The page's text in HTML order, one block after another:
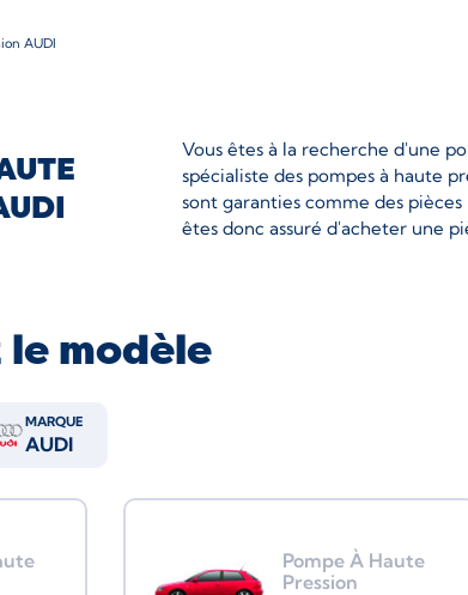
AUDI
Vous êtes à la recherche d'une
spécialiste des pompes à haute
sont garanties comme des
êtes donc assuré d'acheter une
modèle
MARQUE
AUDI
Pompe À Haute
Pression